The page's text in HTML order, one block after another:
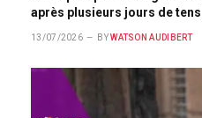
après plusieurs jours de
13/07/2026 BY WATSON AUDIBERT